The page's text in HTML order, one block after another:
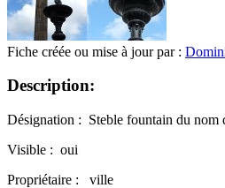
Fiche créée ou mise à jour par :
Description:
Désignation : Steble fountain du nom
Visible : oui
Propriétaire : ville